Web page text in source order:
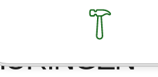
WERK IN T